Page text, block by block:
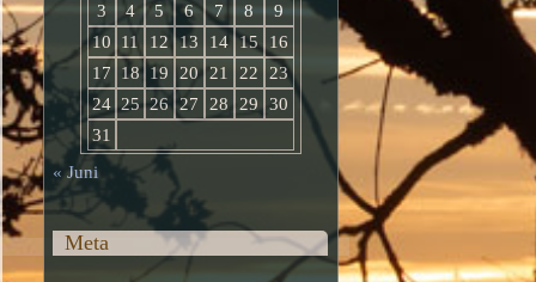
3
4 5 6 7 8
9
10
11 12 13 14 15
16
17
18 19 20 21 22
23
24 25 26 27 28 29
30
31
« Juni
Meta